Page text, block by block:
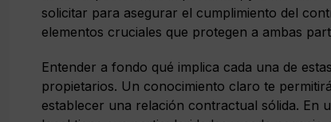
solicitar para asegurar el cumplimiento del
elementos cruciales que protegen a ambas
Entender a fondo qué implica cada una de
propietarios. Un conocimiento claro te
establecer una relación contractual sólida. En